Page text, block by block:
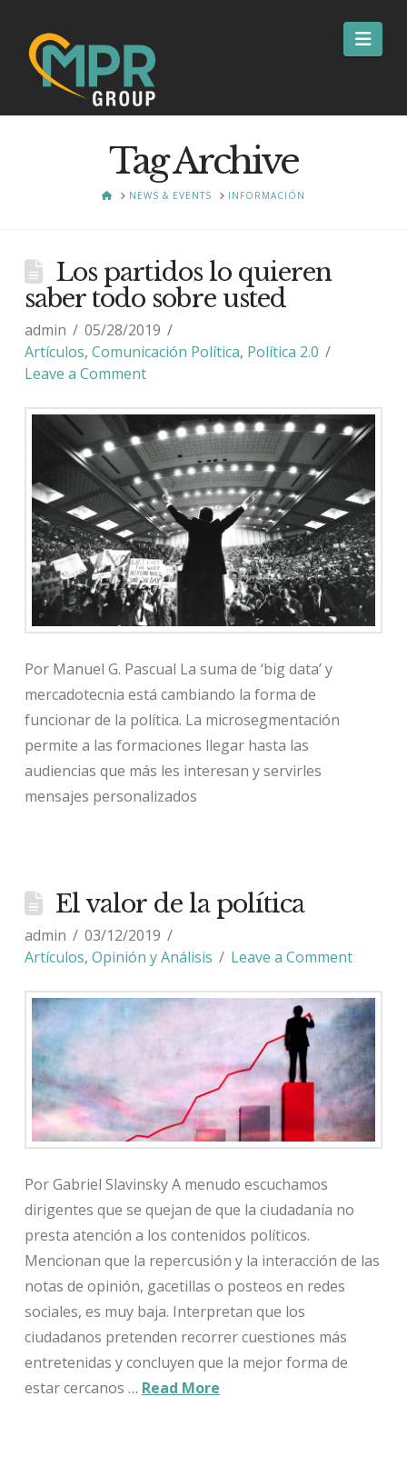
Tag Archive
HOMENEWS & EVENTS INFORMACIÓN
Los partidos lo quieren
saber todo sobre usted
admin
05/28/2019
Artículos, Comunicación Política, Política 2.0
Leave a Comment
Por Manuel G. Pascual La suma de ‘big data’ y
mercadotecnia está cambiando la forma de
funcionar de la política. La microsegmentación
permite a las formaciones llegar hasta las
audiencias que más les interesan y servirles
mensajes personalizados
El valor de la política
admin
03/12/2019
Artículos, Opinión y Análisis Leave a Comment
Por Gabriel Slavinsky A menudo escuchamos
dirigentes que se quejan de que la ciudadanía no
presta atención a los contenidos políticos.
Mencionan que la repercusión y la interacción de las
notas de opinión, gacetillas o posteos en redes
sociales, es muy baja. Interpretan que los
ciudadanos pretenden recorrer cuestiones más
entretenidas y concluyen que la mejor forma de
estar cercanos … Read More